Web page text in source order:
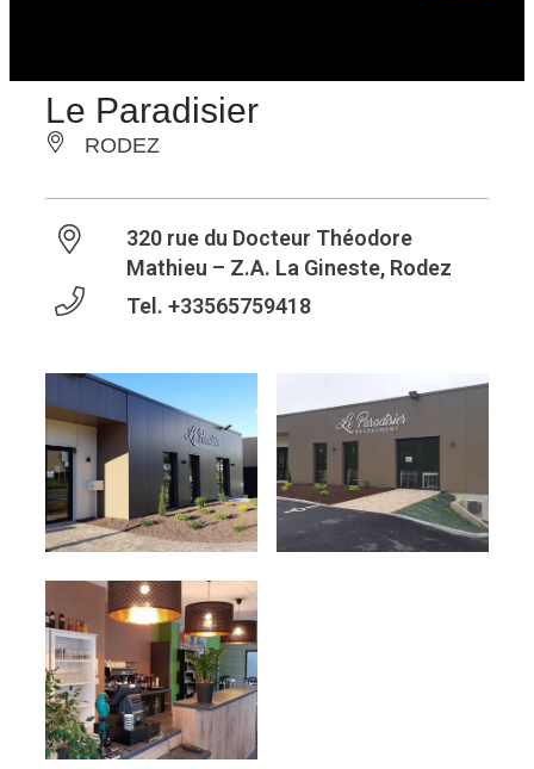
Le Paradisier
RODEZ
320 rue du Docteur Théodore
Mathieu – Z.A. La Gineste, Rodez
Tel. +33565759418